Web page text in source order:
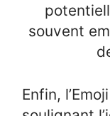
souvent
Enfin,